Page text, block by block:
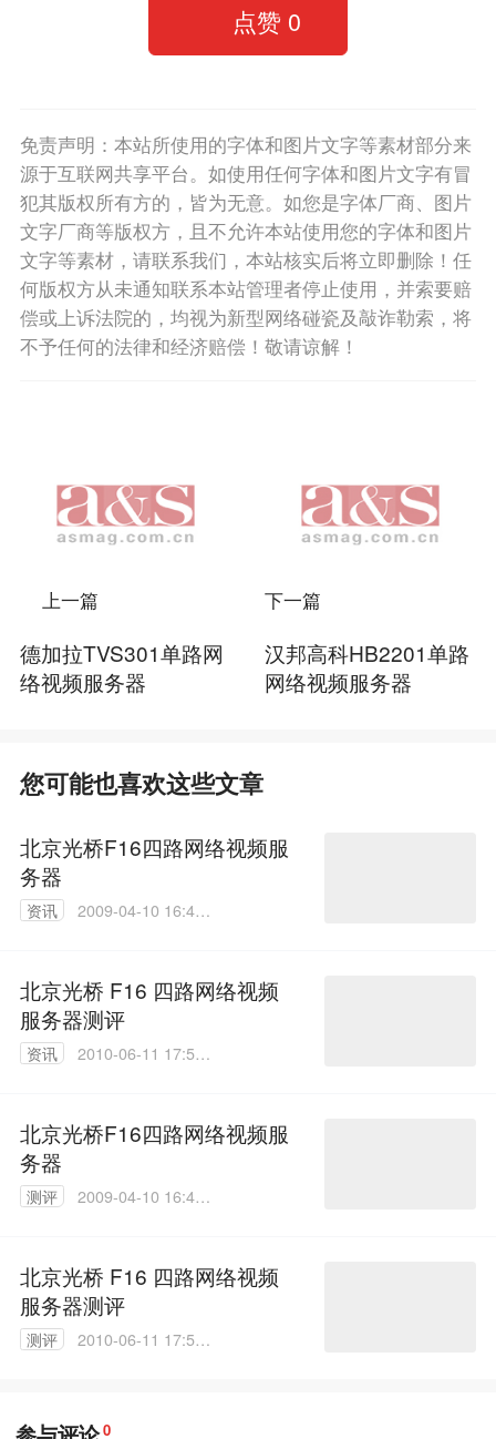
点赞 0
免责声明：本站所使用的字体和图片文字等素材部分来
源于互联网共享平台。如使用任何字体和图片文字有冒
犯其版权所有方的，皆为无意。如您是字体厂商、图片
文字厂商等版权方，且不允许本站使用您的字体和图片
文字等素材，请联系我们，本站核实后将立即删除！任
何版权方从未通知联系本站管理者停止使用，并索要赔
偿或上诉法院的，均视为新型网络碰瓷及敲诈勒索，将
不予任何的法律和经济赔偿！敬请谅解！
上一篇
德加拉TVS301单路网
络视频服务器
下一篇
汉邦高科HB2201单路
网络视频服务器
您可能也喜欢这些文章
北京光桥F16四路网络视频服
务器
资讯
2009-04-10 16:48:
北京光桥 F16 四路网络视频
服务器测评
资讯
2010-06-11 17:56:
北京光桥F16四路网络视频服
务器
测评
2009-04-10 16:48:
北京光桥 F16 四路网络视频
服务器测评
测评
2010-06-11 17:56:
0